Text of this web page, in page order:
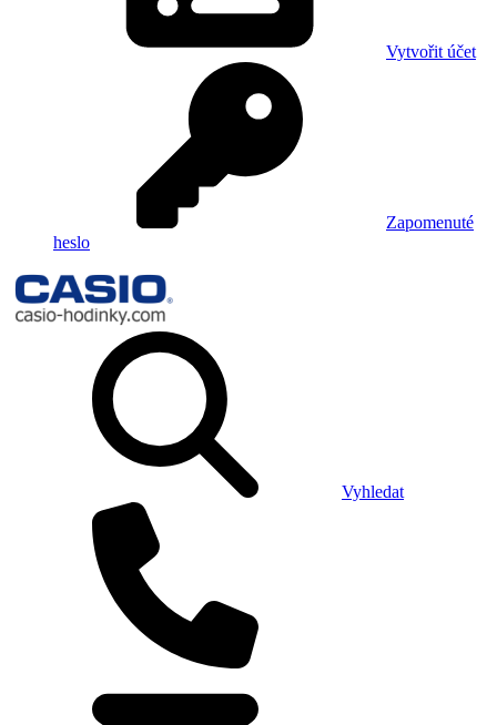
Vytvořit účet
Zapomenuté
heslo
Vyhledat